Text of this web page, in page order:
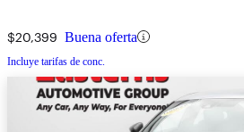
$20,399 Buena oferta
Incluye tarifas de conc.